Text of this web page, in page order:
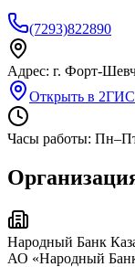
(7293)822890
Адрес: г. Форт-
Открыть в 2ГИС
Часы работы:
Народный Банк
АО «Народный Банк